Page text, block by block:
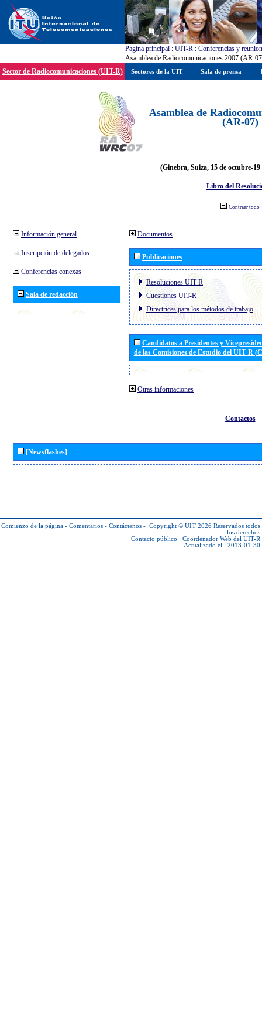
Pagína principal : UIT-R : Conferencias y
Asamblea de Radiocomunicaciones 2007 (AR-
Sector de Radiocomunicaciones (UIT-R)
Asamblea de
(AR-07)
(Ginebra, Suiza, 15 de octubre-19
Libro del
Contraer todo
Información general
Inscripción de delegados
Conferencias conexas
Sala de redacción
Documentos
Publicaciones
Resoluciones UIT-R
Cuestiones UIT-R
Directrices para los métodos de trabajo
Candidatos a Presidentes y
de las Comisiones de Estudio del UIT R
Otras informaciones
Contactos
[Newsflashes]
Comienzo de la página - Comentarios - Contáctenos - Copyright © UIT 2026 Reservados todos
los derechos
Contacto público : Coordenador Web del UIT-R
Actualizado el : 2013-01-30
Sectores de la UIT Sala de prensa